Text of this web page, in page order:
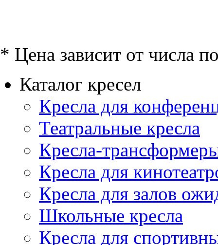
* Цена зависит от числа
Каталог кресел
Кресла для
Театральные кресла
Кресла-
Кресла для
Кресла для залов
Школьные кресла
Кресла для